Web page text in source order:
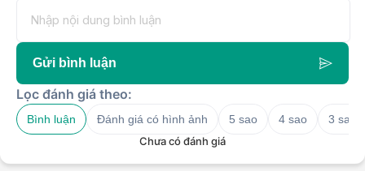
Gửi bình luận
Lọc đánh giá theo:
Bình luận Đánh giá có hình ảnh 5 sao 4 sao
3 sao
Chưa có đánh giá